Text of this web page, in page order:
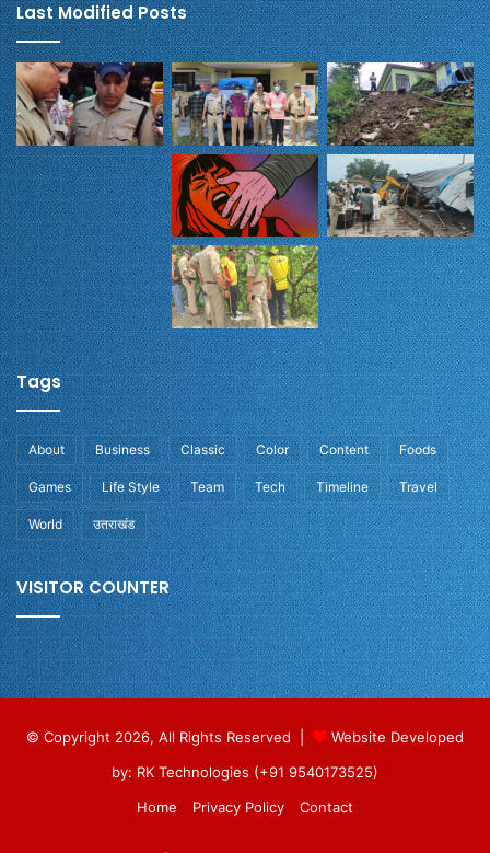
Last Modified Posts
Tags
About Business Classic Color Content Foods
Games Life Style Team Tech Timeline Travel
World उतराखंड
VISITOR COUNTER
© Copyright 2026, All Rights Reserved |
Website Developed
by: RK Technologies (+91 9540173525)
Home
Privacy Policy Contact